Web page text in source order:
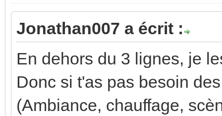
Jonathan007 a écrit :
En dehors du 3 lignes, je
Donc si t'as pas besoin
(Ambiance, chauffage,